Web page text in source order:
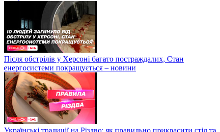
Після обстрілів у Херсоні багато постраждалих, Стан
енергосистеми покращується – новини
Українські традиції на Різдво: як правильно прикрасити стіл та